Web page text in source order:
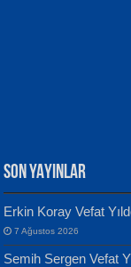
MUSTAFA
Yılmaz Ekinci
Geceye
SON YAYINLAR
Erkin Koray Vefat
7 Ağustos 2026
Semih Sergen Vefat